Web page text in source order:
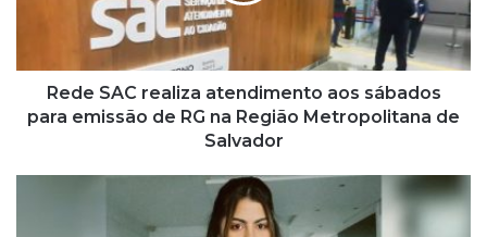
de
na
Rede SAC realiza atendimento aos sábados
para emissão de RG na Região Metropolitana de
Salvador